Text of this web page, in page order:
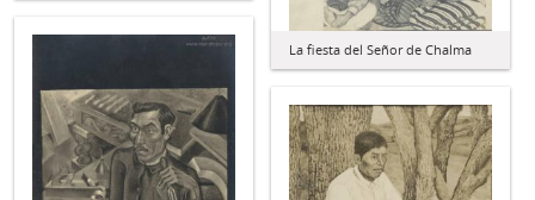
La fiesta del Señor de Chalma